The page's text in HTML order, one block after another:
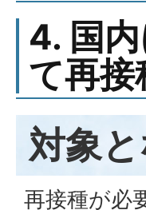
4. 国
て再接
対象
再接種が必